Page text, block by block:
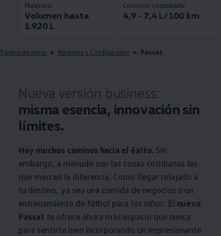
Maletero
Volumen hasta
1.920 L
Consumo combinado
4,9 - 7,4 L/100 km
Página de inicio Modelos y Configurador Passat
Nueva versión business:
misma esencia, innovación sin
límites.
Hay muchos caminos hacia el éxito. Sin
embargo, a menudo son las cosas cotidianas las
que marcan la diferencia. Como llegar relajado a
tu destino, ya sea una comida de negocios o un
entrenamiento de fútbol para los niños. El nuevo
Passat te ofrece ahora más espacio que nunca
para sentirte bien incorporando un impresionante